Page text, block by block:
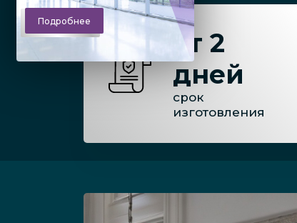
Подробнее
от 2
дней
срок
изготовления